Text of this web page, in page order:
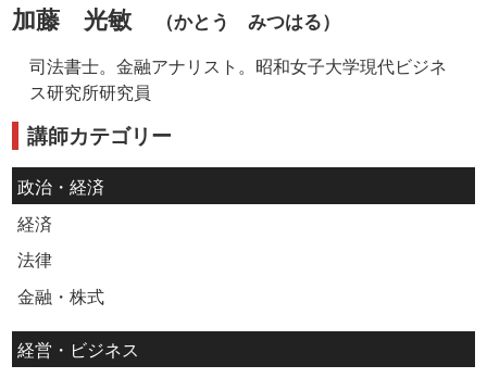
加藤 光敏 （かとう みつはる）
司法書士。金融アナリスト。昭和女子大学現代ビジネ
ス研究所研究員
講師カテゴリー
政治・経済
経済
法律
金融・株式
経営・ビジネス